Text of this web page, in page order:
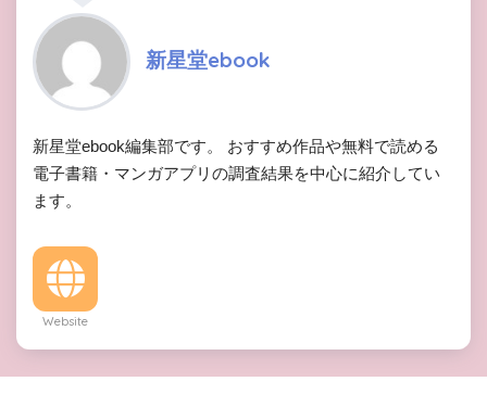
新星堂ebook
新星堂ebook編集部です。 おすすめ作品や無料で読める
電子書籍・マンガアプリの調査結果を中心に紹介してい
ます。
Website